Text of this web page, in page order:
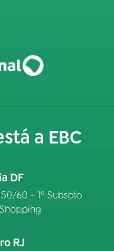
a EBC
DF
60 – 1º Subsolo
RJ